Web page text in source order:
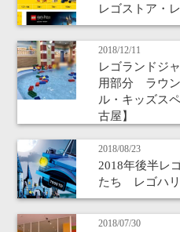
レゴストア・
2018/12/11
レゴランドジ
用部分 ラウン
ル・キッズス
古屋】
2018/08/23
2018年後半レ
たち レゴハ
2018/07/30